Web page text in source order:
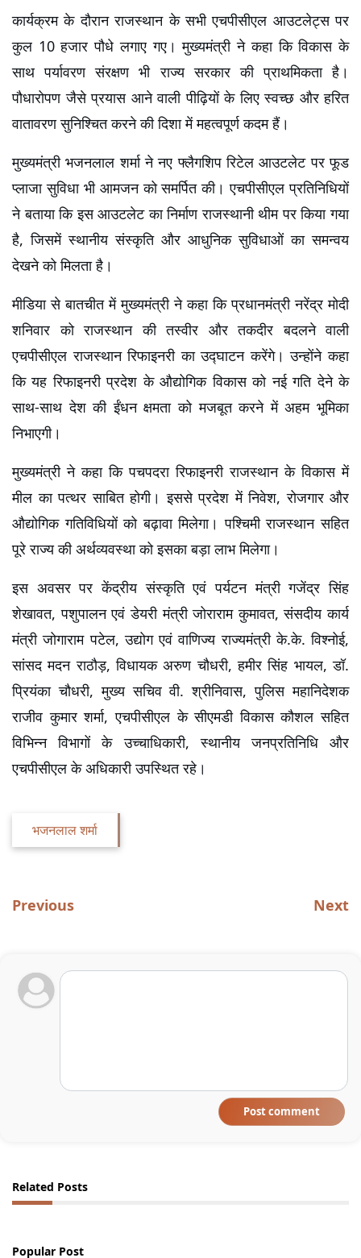
कार्यक्रम के दौरान राजस्थान के सभी एचपीसीएल आउटलेट्स पर
कुल 10 हजार पौधे लगाए गए। मुख्यमंत्री ने कहा कि विकास के
साथ पर्यावरण संरक्षण भी राज्य सरकार की प्राथमिकता है।
पौधारोपण जैसे प्रयास आने वाली पीढ़ियों के लिए स्वच्छ और हरित
वातावरण सुनिश्चित करने की दिशा में महत्वपूर्ण कदम हैं।
मुख्यमंत्री भजनलाल शर्मा ने नए फ्लैगशिप रिटेल आउटलेट पर फूड
प्लाजा सुविधा भी आमजन को समर्पित की। एचपीसीएल प्रतिनिधियों
ने बताया कि इस आउटलेट का निर्माण राजस्थानी थीम पर किया गया
है, जिसमें स्थानीय संस्कृति और आधुनिक सुविधाओं का समन्वय
देखने को मिलता है।
मीडिया से बातचीत में मुख्यमंत्री ने कहा कि प्रधानमंत्री नरेंद्र मोदी
शनिवार को राजस्थान की तस्वीर और तकदीर बदलने वाली
एचपीसीएल राजस्थान रिफाइनरी का उद्घाटन करेंगे। उन्होंने कहा
कि यह रिफाइनरी प्रदेश के औद्योगिक विकास को नई गति देने के
साथ-साथ देश की ईंधन क्षमता को मजबूत करने में अहम भूमिका
निभाएगी।
मुख्यमंत्री ने कहा कि पचपदरा रिफाइनरी राजस्थान के विकास में
मील का पत्थर साबित होगी। इससे प्रदेश में निवेश, रोजगार और
औद्योगिक गतिविधियों को बढ़ावा मिलेगा। पश्चिमी राजस्थान सहित
पूरे राज्य की अर्थव्यवस्था को इसका बड़ा लाभ मिलेगा।
इस अवसर पर केंद्रीय संस्कृति एवं पर्यटन मंत्री गजेंद्र सिंह
शेखावत, पशुपालन एवं डेयरी मंत्री जोराराम कुमावत, संसदीय कार्य
मंत्री जोगाराम पटेल, उद्योग एवं वाणिज्य राज्यमंत्री के.के. विश्नोई,
सांसद मदन राठौड़, विधायक अरुण चौधरी, हमीर सिंह भायल, डॉ.
प्रियंका चौधरी, मुख्य सचिव वी. श्रीनिवास, पुलिस महानिदेशक
राजीव कुमार शर्मा, एचपीसीएल के सीएमडी विकास कौशल सहित
विभिन्न विभागों के उच्चाधिकारी, स्थानीय जनप्रतिनिधि और
एचपीसीएल के अधिकारी उपस्थित रहे।
भजनलाल शर्मा
Previous Next
Post comment
Related Posts
Popular Post